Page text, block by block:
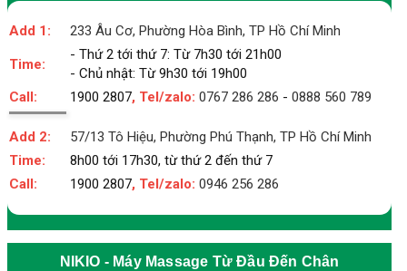
Add 1: 233 Âu Cơ, Phường Hòa Bình, TP Hồ Chí Minh
Time:
- Thứ 2 tới thứ 7: Từ 7h30 tới 21h00
- Chủ nhật: Từ 9h30 tới 19h00
Call:
1900 2807, Tel/zalo:0767 286 286 -0888 560 789
Add 2:
57/13 Tô Hiệu, Phường Phú Thạnh, TP Hồ Chí Minh
Time:
8h00 tới 17h30, từ thứ 2 đến thứ 7
Call:
1900 2807, Tel/zalo:0946 256 286
NIKIO - Máy Massage Từ Đầu Đến Chân